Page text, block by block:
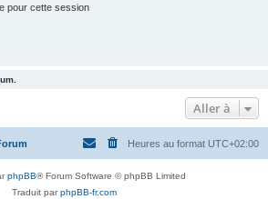
pour cette session
Aller à
Heures au format UTC+02:00
phpBB® Forum Software © phpBB Limited
Traduit parphpBB-fr.com